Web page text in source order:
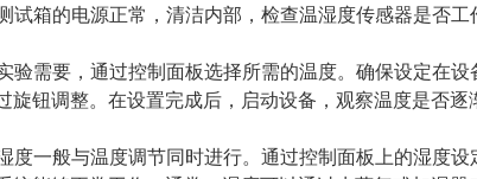
试箱的电源正常，清洁内部，检查温湿度传感器是否
验需要，通过控制面板选择所需的温度。确保设定在
旋钮调整。在设置完成后，启动设备，观察温度是否逐
度一般与温度调节同时进行。通过控制面板上的湿度